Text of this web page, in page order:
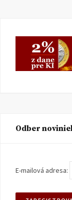
Odber
E-mailová adresa: